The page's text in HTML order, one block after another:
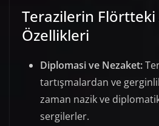
Terazilerin
Özellikleri
Diplomasi ve Nezaket:
tartışmalardan ve
zaman nazik ve
sergilerler.